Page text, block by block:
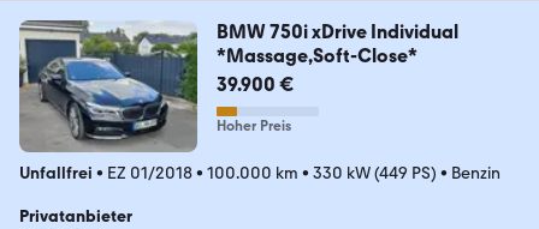
BMW 750i xDrive Individual
*Massage,Soft-Close*
39.900 €
Hoher Preis
Unfallfrei • EZ 01/2018• 100.000 km • 330 kW (449 PS) • Benzin
Privatanbieter